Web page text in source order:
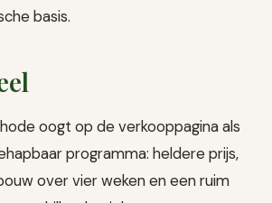
basis.
oogt op de verkooppagina als
programma: heldere prijs,
over vier weken en een ruim